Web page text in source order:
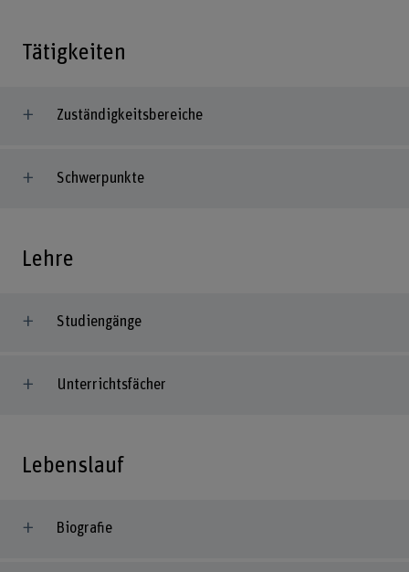
Tätigkeiten
Zuständigkeitsbereiche
Schwerpunkte
Lehre
Studiengänge
Unterrichtsfächer
Lebenslauf
Biografie